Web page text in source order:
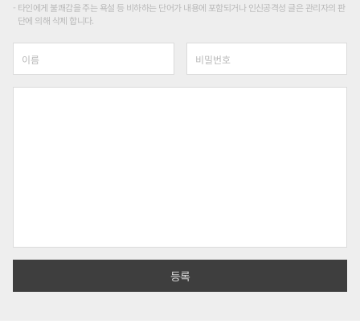
타인에게 불쾌감을 주는 욕설 등 비하하는 단어가 내용에 포함되거나 인신공격성 글은 관리자의 판
단에 의해 삭제 합니다.